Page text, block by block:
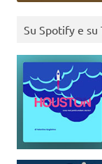
Su Spotify e su